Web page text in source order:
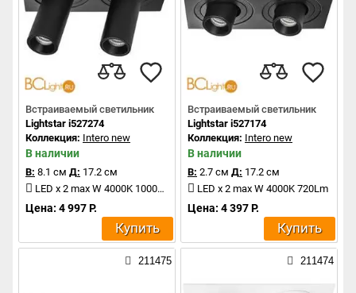
Встраиваемый светильник
Lightstar i527274
Коллекция: Intero new
В наличии
В: 8.1 см Д: 17.2 см
LED x 2 max W 4000K 1000Lm
Цена: 4 997 Р.
Купить
Встраиваемый светильник
Lightstar i527174
Коллекция: Intero new
В наличии
В: 2.7 см Д: 17.2 см
LED x 2 max W 4000K 720Lm
Цена: 4 397 Р.
Купить
211475 211474